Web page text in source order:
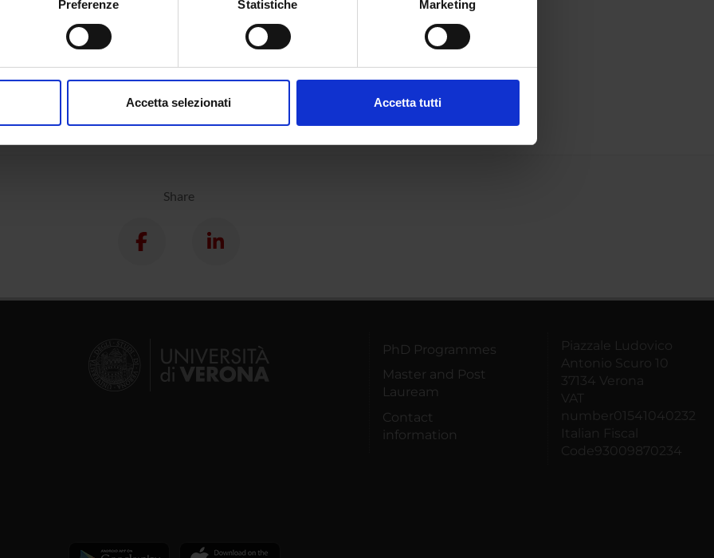
in qualsiasi momento dalla Dichiarazione sui cookie.
Preferenze Statistiche Marketing
Accetta selezionati Accetta tutti
Share
PhD Programmes
Master and Post
Lauream
Contact
information
Piazzale Ludovico
Antonio Scuro 10
37134 Verona
VAT
number01541040232
Italian Fiscal
Code93009870234